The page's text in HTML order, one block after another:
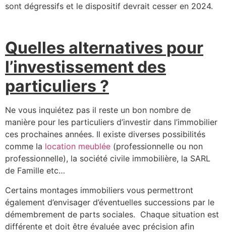
sont dégressifs et le dispositif devrait cesser en 2024.
Quelles alternatives pour
l’investissement des
particuliers ?
Ne vous inquiétez pas il reste un bon nombre de
manière pour les particuliers d’investir dans l’immobilier
ces prochaines années. Il existe diverses possibilités
comme la location meublée (professionnelle ou non
professionnelle), la société civile immobilière, la SARL
de Famille etc…
Certains montages immobiliers vous permettront
également d’envisager d’éventuelles successions par le
démembrement de parts sociales. Chaque situation est
différente et doit être évaluée avec précision afin